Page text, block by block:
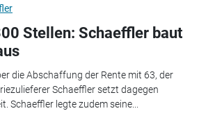
Stellen: Schaeffler baut
die Abschaffung der Rente mit 63, der
Schaeffler setzt dagegen
Schaeffler legte zudem seine...